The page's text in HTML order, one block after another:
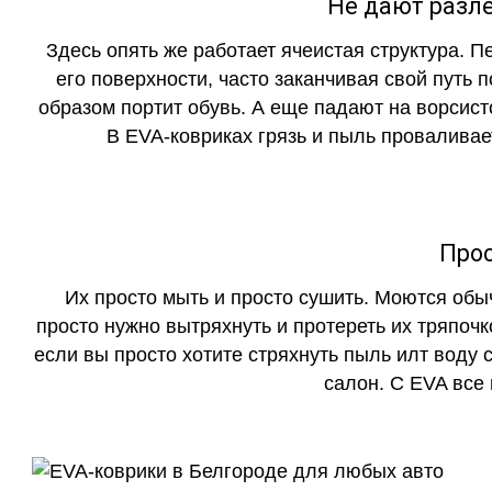
Не дают
Здесь опять же работает ячеистая структура.
его поверхности, часто заканчивая свой
образом портит обувь. А еще падают на
В EVA-ковриках грязь и пыль
Их просто мыть и просто сушить. Моются
просто нужно вытряхнуть и протереть их
если вы просто хотите стряхнуть пыль илт воду
салон. С EVA все